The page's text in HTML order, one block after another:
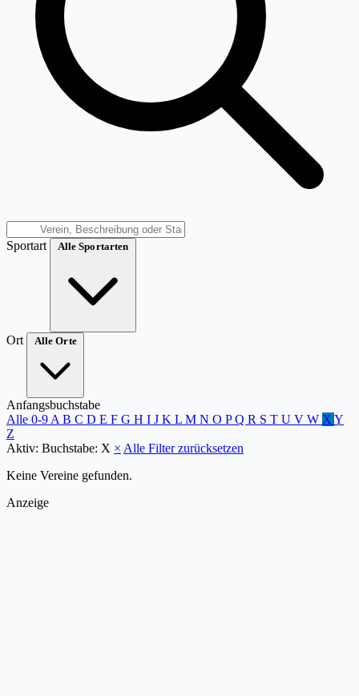
Sportart Alle Sportarten
Ort Alle Orte
Anfangsbuchstabe
Alle 0-9 A B C D E F G H I J K L M N O PQ R S T U V W X Y
Z
Aktiv: Buchstabe: X × Alle Filter zurücksetzen
Keine Vereine gefunden.
Anzeige